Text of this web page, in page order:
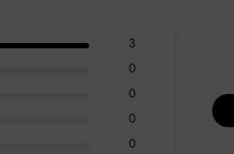
3
0
0
0
0